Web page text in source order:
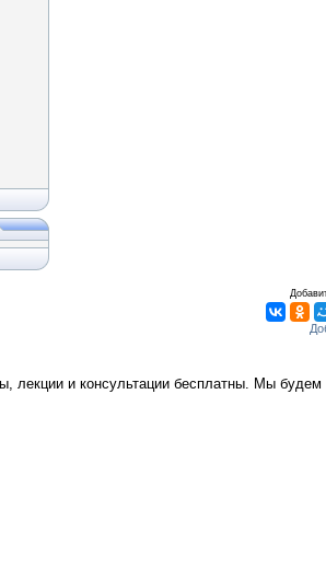
лекции и консультации бесплатны. Мы